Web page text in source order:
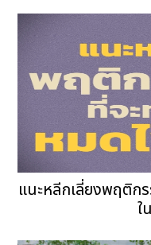
แนะหลีกเลี่ยงพฤติก
ใ